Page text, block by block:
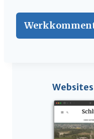
Websites